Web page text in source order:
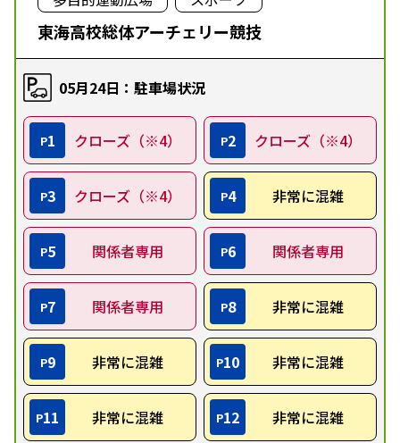
東海高校総体アーチェリー競技
05月24日：駐車場状況
P1 クローズ（※4） P2 クローズ（※4）
P3 クローズ（※4） P4 非常に混雑
P5 関係者専用 P6 関係者専用
P7 関係者専用 P8 非常に混雑
P9 非常に混雑 P10 非常に混雑
P11 非常に混雑 P12 非常に混雑